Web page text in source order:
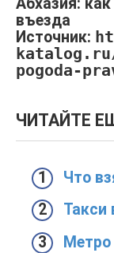
въезда
Источник:
pogoda-
ЧИТАЙТЕ
Что
Такси
Метро